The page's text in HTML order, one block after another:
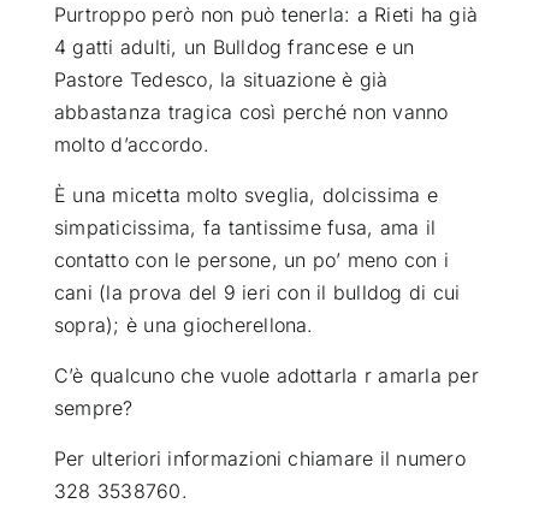
SEMPRE CON ME
Purtroppo però non può tenerla: a Rieti ha già
4 gatti adulti, un Bulldog francese e un
Pastore Tedesco, la situazione è già
abbastanza tragica così perché non vanno
molto d’accordo.
È una micetta molto sveglia, dolcissima e
simpaticissima, fa tantissime fusa, ama il
contatto con le persone, un po’ meno con i
cani (la prova del 9 ieri con il bulldog di cui
sopra); è una giocherellona.
C’è qualcuno che vuole adottarla r amarla per
sempre?
Per ulteriori informazioni chiamare il numero
328 3538760.